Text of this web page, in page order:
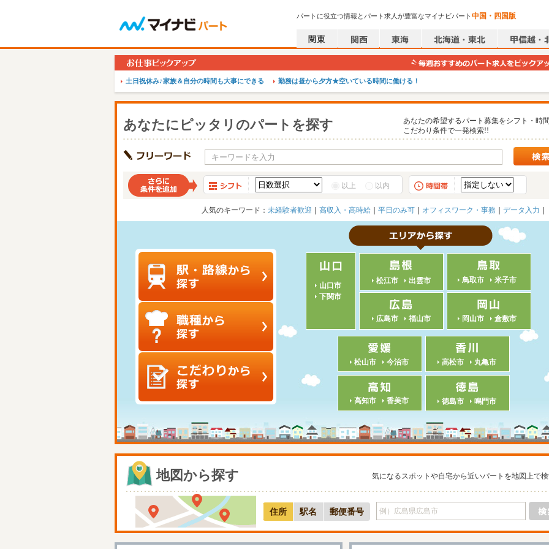
パートに役立つ情報とパート求人が豊富なマイナビパート中国・四国版
土日祝休み♪家族＆自分の時間も大事にできる 勤務は昼から夕方★空いている時間に働ける！
あなたにピッタリのパートを探す
あなたの希望するパート募集をシフト・時
こだわり条件で一発検索!!
以上 以内
人気のキーワード： 未経験者歓迎 高収入・高時給 平日のみ可 オフィスワーク・事務 データ入力
山口市
下関市
松江市 出雲市
広島市 福山市
鳥取市 米子市
岡山市 倉敷市
松山市 今治市
高知市 香美市
高松市 丸亀市
徳島市 鳴門市
地図から探す 気になるスポットや自宅から近いパートを地図上で
住所 駅名 郵便番号